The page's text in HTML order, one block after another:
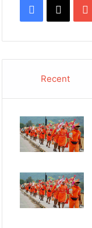
Facebook
X
Recent